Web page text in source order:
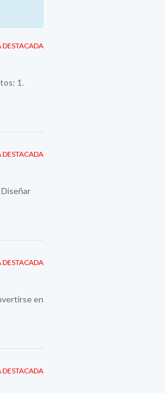
DESTACADA
1.
DESTACADA
DESTACADA
en
DESTACADA